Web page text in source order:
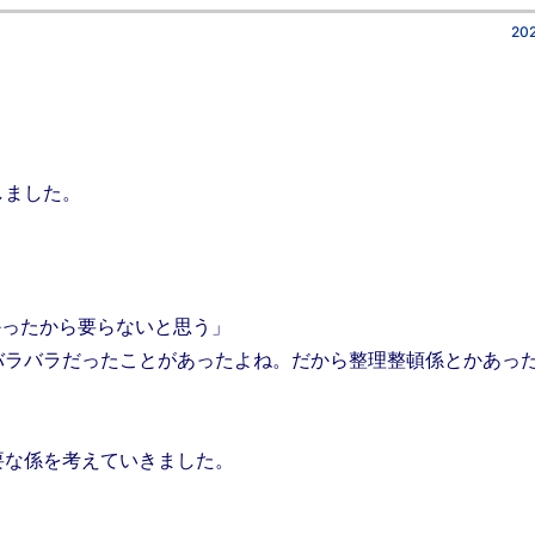
した。
たから要らないと思う」
バラだったことがあったよね。だから整理整頓係とかあっ
係を考えていきました。